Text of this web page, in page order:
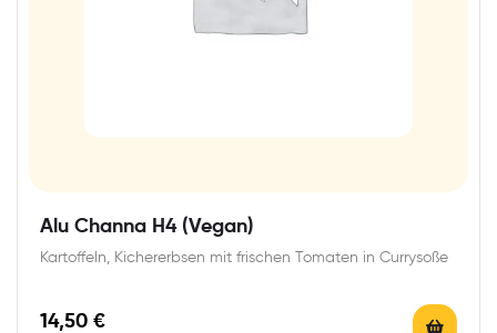
Alu Channa H4 (Vegan)
Kartoffeln, Kichererbsen mit frischen Tomaten in Currysoße
14,50 €